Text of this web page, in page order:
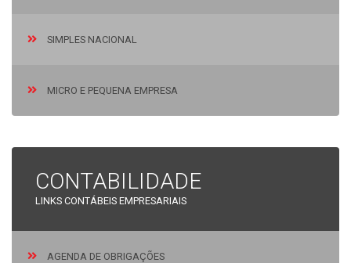
SIMPLES NACIONAL
MICRO E PEQUENA EMPRESA
CONTABILIDADE
LINKS CONTÁBEIS EMPRESARIAIS
AGENDA DE OBRIGAÇÕES